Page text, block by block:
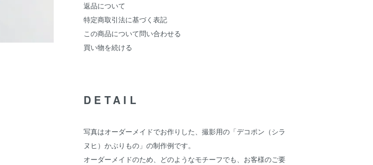
返品について
特定商取引法に基づく表記
この商品について問い合わせる
買い物を続ける
DETAIL
写真はオーダーメイドでお作りした、撮影用の「デコポン（シラ
ヌヒ）かぶりもの」の制作例です。
オーダーメイドのため、どのようなモチーフでも、お客様のご要